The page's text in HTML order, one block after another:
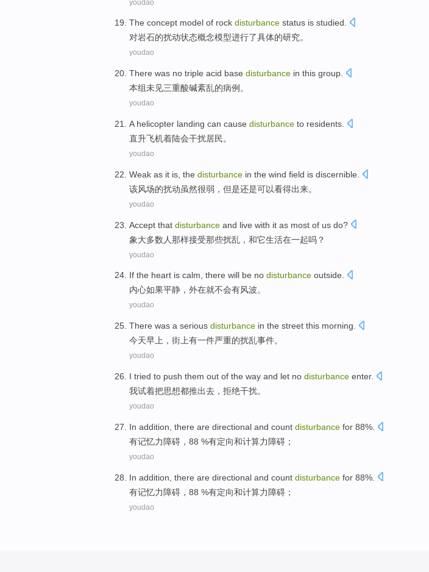
youdao
The concept model of rock disturbance status is studied.
对岩石的扰动状态概念模型进行了具体的研究。
youdao
There was no triple acid base disturbance in this group.
本组未见三重酸碱紊乱的病例。
youdao
A helicopter landing can cause disturbance to residents
直升飞机着陆会干扰居民。
youdao
Weak as it is the disturbance in the wind field is discernible
该风场的扰动虽然很弱 ，但是还是可以看得出来。
youdao
Accept that disturbance and live with it as most of us do?
象大多数 人那样接受那些扰乱 ， 和它生活在一起吗？
youdao
If the heart is calm, there will be no disturbance outside.
内心如果平静 ， 外在就不会有风波。
youdao
There was a serious disturbance in the street this morning
今天早上， 街上有一件严重的扰乱事件。
youdao
I tried to push them out of the way and let no disturbance enter.
我试着把思想都推出去，拒绝干扰。
youdao
In addition, there are directional and count disturbance for 88%.
有记忆力障碍 ，88 %有定向和计算力障碍；
youdao
In addition, there are directional and count disturbance for 88%.
有记忆力障碍 ，88 %有定向和计算力障碍；
youdao